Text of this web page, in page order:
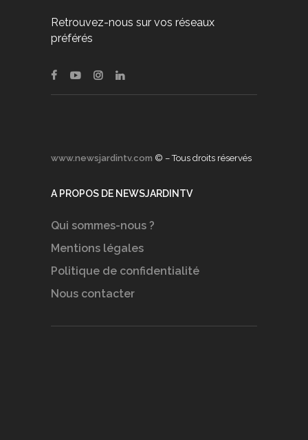
Retrouvez-nous sur vos réseaux
préférés
www.newsjardintv.com © – Tous droits réservés
A PROPOS DE NEWSJARDINTV
Qui sommes-nous ?
Mentions légales
Politique de confidentialité
Nous contacter